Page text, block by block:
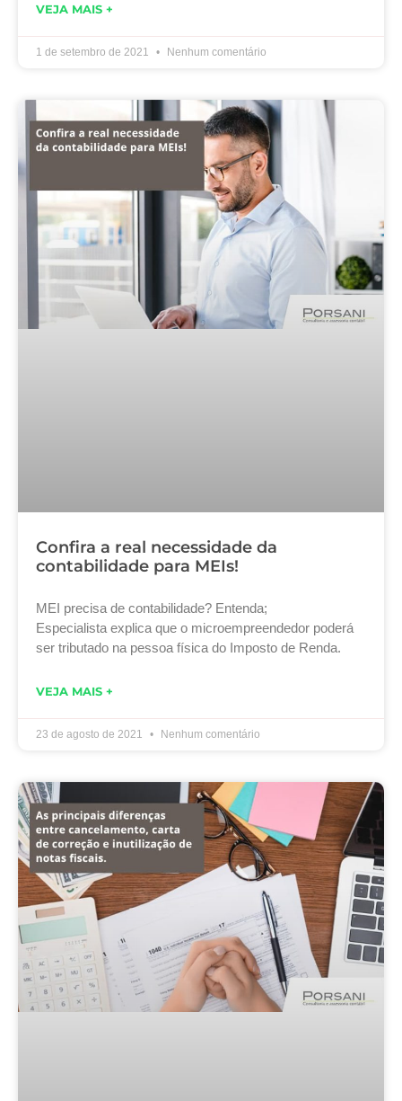
VEJA MAIS +
1 de setembro de 2021 Nenhum comentário
Confira a real necessidade da
contabilidade para MEIs!
MEI precisa de contabilidade? Entenda;
Especialista explica que o microempreendedor poderá
ser tributado na pessoa física do Imposto de Renda.
VEJA MAIS +
23 de agosto de 2021 Nenhum comentário